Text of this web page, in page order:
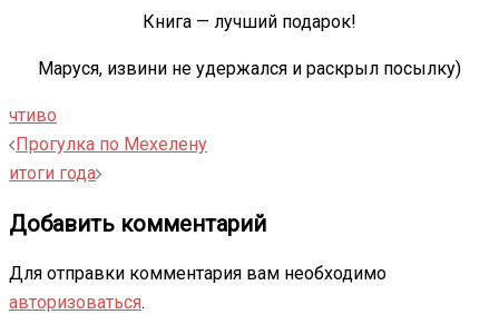
Книга — лучший подарок!
Маруся, извини не удержался и раскрыл посылку)
чтиво
Навигация
записи
Прогулка по Мехелену
итоги года
Добавить комментарий
Для отправки комментария вам необходимо
авторизоваться.